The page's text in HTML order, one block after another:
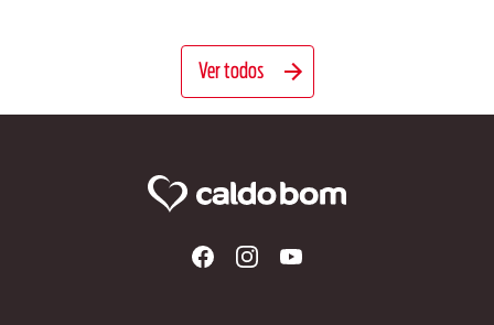
Ver todos